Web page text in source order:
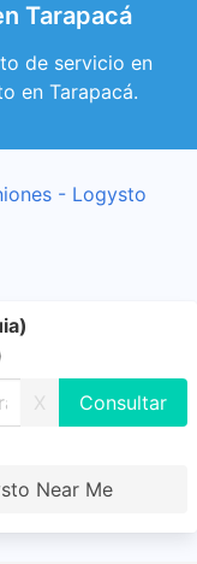
Tarapacá
de servicio en
en Tarapacá.
- Logysto
X
Near Me